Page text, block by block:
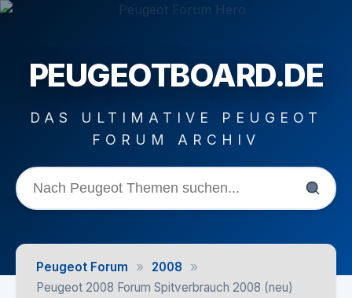
PEUGEOTBOARD.DE
DAS ULTIMATIVE PEUGEOT
FORUM ARCHIV
Peugeot Forum » 2008 »
Peugeot 2008 Forum Spitverbrauch 2008 (neu)